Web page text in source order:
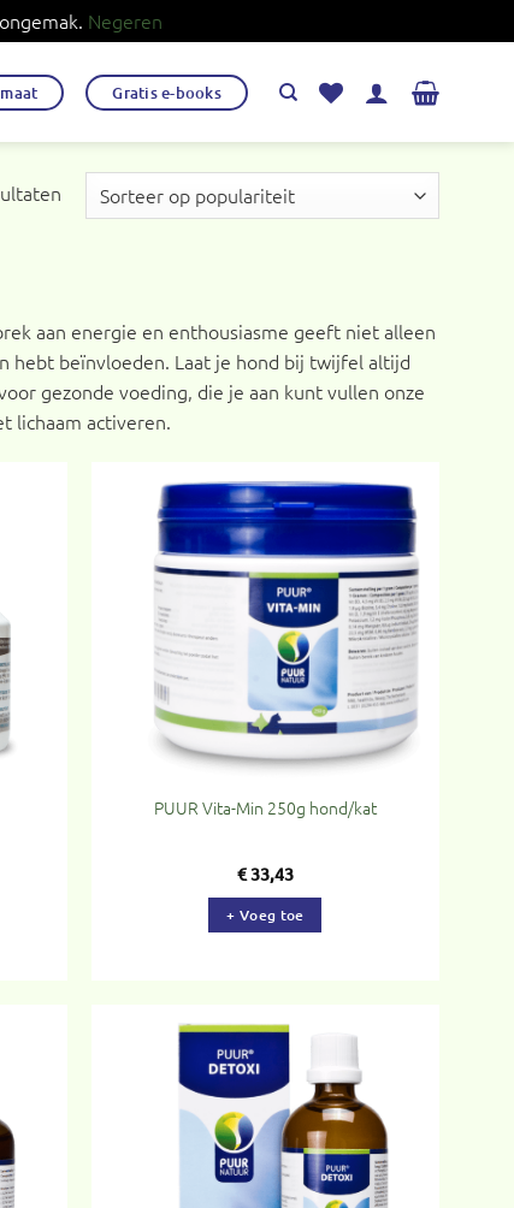
Negeren
Gratis e-books
Gesorteerd
aan energie en enthousiasme geeft niet alleen
hebt beïnvloeden. Laat je hond bij twijfel altijd
gezonde voeding, die je aan kunt vullen onze
lichaam activeren.
aan
verlanglijst
PUUR Vita-Min 250g hond/kat
€33,43
+ Voeg toe
Toevoegen
aan
verlanglijst